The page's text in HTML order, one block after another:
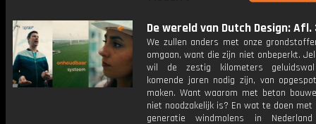
De wereld van Dutch Design: Afl.
We zullen anders met onze
omgaan, want die zijn niet onbeperkt.
wil de zestig kilometers
komende jaren nodig zijn, van
maken. Want waarom met beton
niet noodzakelijk is? En wat te doen
generatie windmolens in